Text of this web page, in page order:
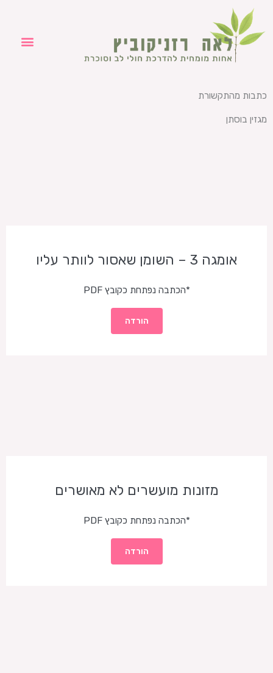
כתבות מהתקשורת
מגזין בוסתן
אומגה 3 – השומן שאסור לוותר עליו
*הכתבה נפתחת כקובץ PDF
הורדה
מזונות מועשרים לא מאושרים
*הכתבה נפתחת כקובץ PDF
הורדה